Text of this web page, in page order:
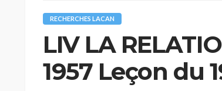
RECHERCHES LACAN
LIV LA
1957 Leçon du